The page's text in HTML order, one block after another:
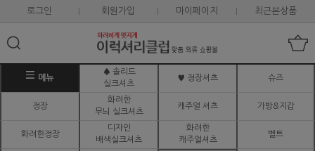
로그인 회원가입 마이페이지 최근본상품
메뉴
♠ 솔리드
실크셔츠
♥ 정장셔츠 슈즈
정장
화려한
무늬 실크셔츠
캐주얼 셔츠 가방&지갑
화려한정장
디자인
배색실크셔츠
화려한
캐주얼셔츠
벨트